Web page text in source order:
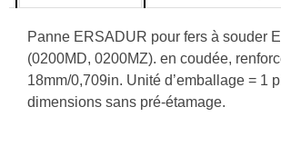
Panne ERSADUR pour fers à souder
(0200MD, 0200MZ). en coudée,
18mm/0,709in. Unité d’emballage = 1
dimensions sans pré-étamage.